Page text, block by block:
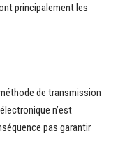
principalement les
de transmission
n’est
pas garantir